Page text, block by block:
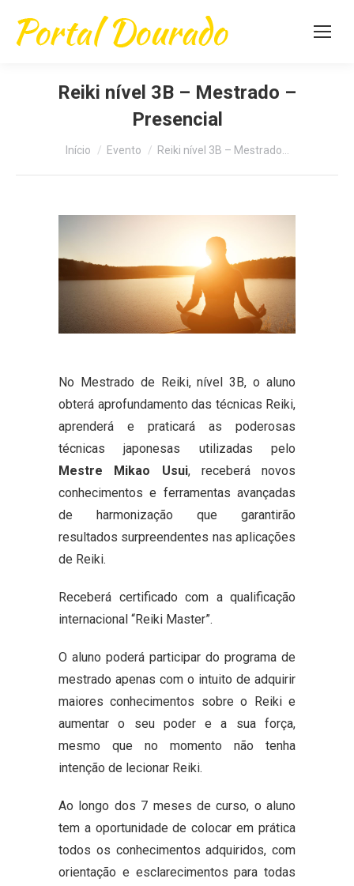
Reiki nível 3B – Mestrado –
Presencial
Você está aqui:
Início Evento Reiki nível 3B – Mestrado…
No Mestrado de Reiki, nível 3B, o aluno
obterá aprofundamento das técnicas Reiki,
aprenderá e praticará as poderosas
técnicas japonesas utilizadas pelo
Mestre Mikao Usui, receberá novos
conhecimentos e ferramentas avançadas
de harmonização que garantirão
resultados surpreendentes nas aplicações
de Reiki.
Receberá certificado com a qualificação
internacional “Reiki Master”.
O aluno poderá participar do programa de
mestrado apenas com o intuito de adquirir
maiores conhecimentos sobre o Reiki e
aumentar o seu poder e a sua força,
mesmo que no momento não tenha
intenção de lecionar Reiki.
Ao longo dos 7 meses de curso, o aluno
tem a oportunidade de colocar em prática
todos os conhecimentos adquiridos, com
orientação e esclarecimentos para todas